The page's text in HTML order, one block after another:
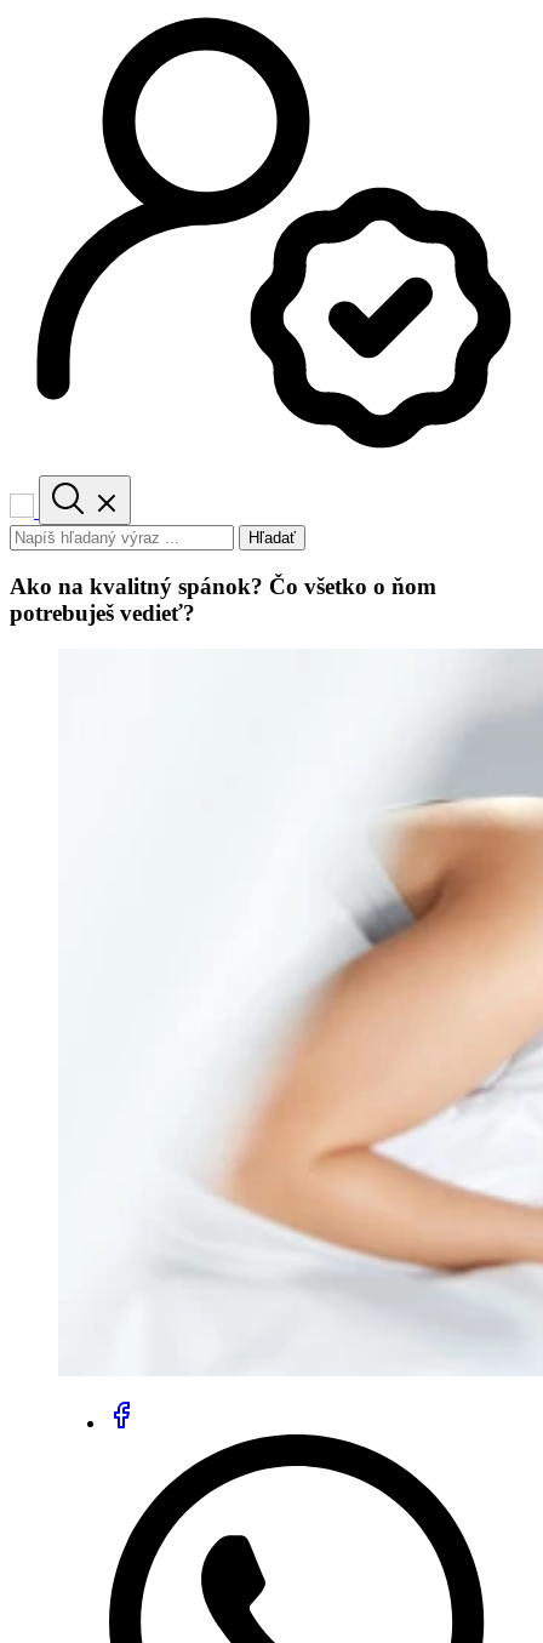
Hľadať
Ako na kvalitný spánok? Čo všetko o ňom
potrebuješ vedieť?